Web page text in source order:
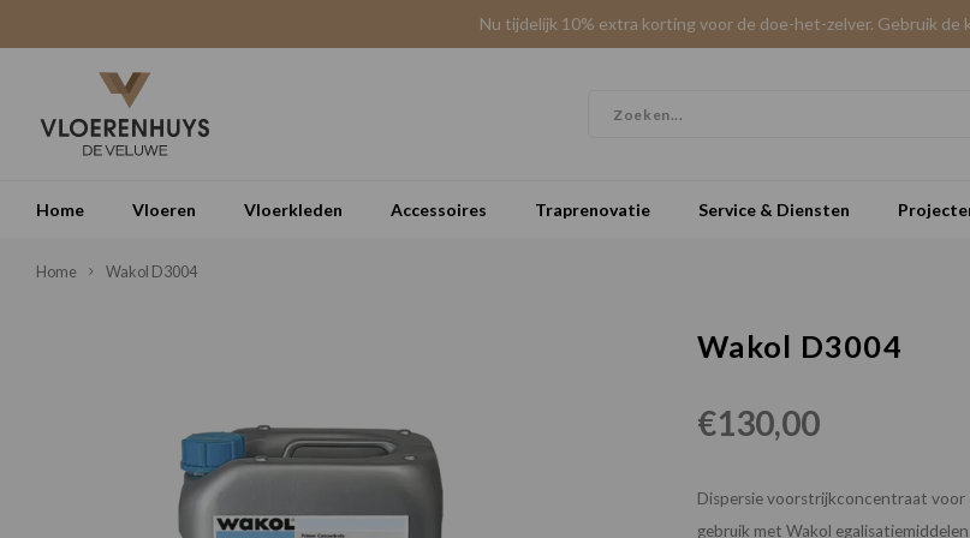
Nu tijdelijk 10% extra korting voor de doe-het-zelver. Gebruik de
Home Vloeren Vloerkleden Accessoires Traprenovatie Service & Diensten
Home Wakol D3004
Wakol D3004
€130,00
Dispersie voorstrijkconcentraat voor
gebruik met Wakol